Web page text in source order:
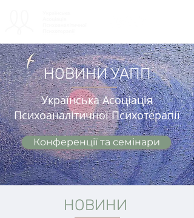
НОВИНИ УАПП
Українська Асоціація
Психоаналітичної Психотерапії
Конференції та семінари
НОВИНИ